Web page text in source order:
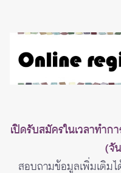
เปิดรับสมัครในเวลาทำก
(จั
สอบถามข้อมูลเพิ่มเติม